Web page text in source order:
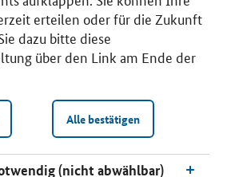
erteilen oder für die Zukunft
dazu bitte diese
über den Link am Ende der
Alle bestätigen
(nicht abwählbar)